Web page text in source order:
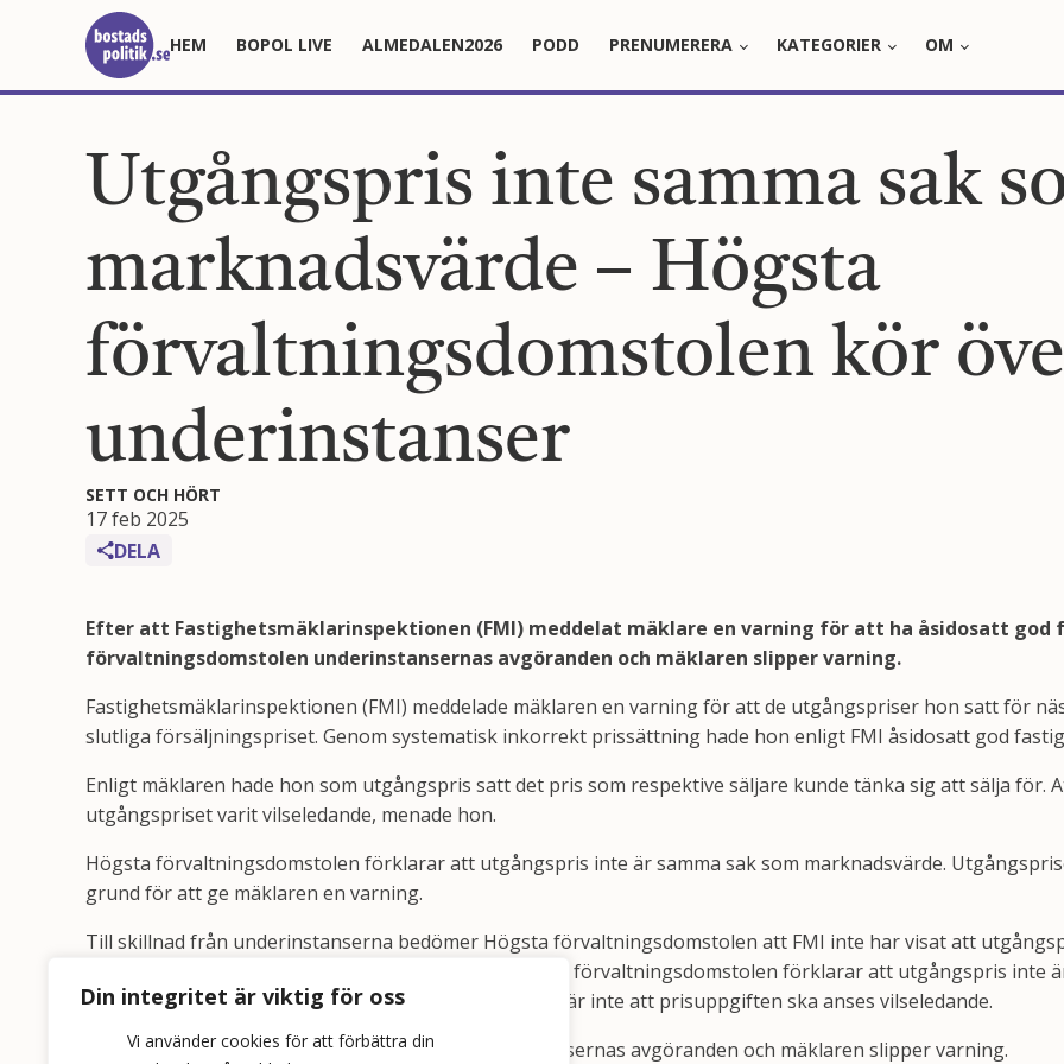
Din integritet är viktig för oss
Vi använder cookies för att förbättra din
HEM BOPOL LIVE ALMEDALEN2026 PODD PRENUMERERA KATEGORIER OM
Utgångspris inte samma sak
marknadsvärde – Högsta
förvaltningsdomstolen kör
underinstanser
SETT OCH HÖRT
17 feb 2025
DELA
Efter att Fastighetsmäklarinspektionen (FMI) meddelat mäklare en varning för att ha åsidosatt god
förvaltningsdomstolen underinstansernas avgöranden och mäklaren slipper varning.
Fastighetsmäklarinspektionen (FMI) meddelade mäklaren en varning för att de utgångspriser hon satt för
slutliga försäljningspriset. Genom systematisk inkorrekt prissättning hade hon enligt FMI åsidosatt god
Enligt mäklaren hade hon som utgångspris satt det pris som respektive säljare kunde tänka sig att sälja
utgångspriset varit vilseledande, menade hon.
Högsta förvaltningsdomstolen förklarar att utgångspris inte är samma sak som marknadsvärde.
grund för att ge mäklaren en varning.
Till skillnad från underinstanserna bedömer Högsta förvaltningsdomstolen att FMI inte har visat att
därför inte åsidosatt god fastighetsmäklarsed. Högsta förvaltningsdomstolen förklarar att utgångspris inte
villfarelse hos potentiella köpare gällande detta innebär inte att prisuppgiften ska anses vilseledande.
Högsta förvaltningsdomstolen upphäver underinstansernas avgöranden och mäklaren slipper varning.